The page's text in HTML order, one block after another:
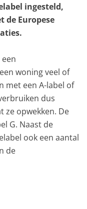
ingesteld,
de Europese
woning veel of
met een A-label of
dus
ze opwekken. De
G. Naast de
ook een aantal
de